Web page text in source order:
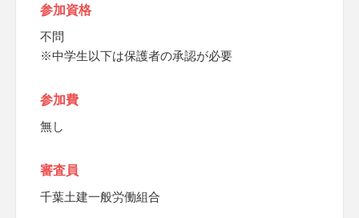
参加資格
不問
※中学生以下は保護者の承認が必要
参加費
無し
審査員
千葉土建一般労働組合